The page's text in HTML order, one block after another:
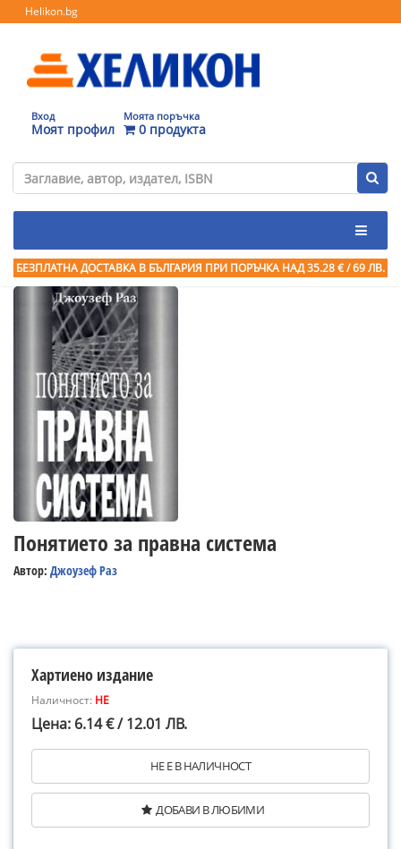
Helikon.bg
Вход
Моят профил
Моята поръчка
0 продукта
БЕЗПЛАТНА ДОСТАВКА В БЪЛГАРИЯ ПРИ ПОРЪЧКА НАД 35.28 € / 69 ЛВ.
Понятието за правна система
Автор: Джоузеф Раз
Хартиено издание
Наличност: НЕ
Цена: 6.14 € / 12.01 ЛВ.
НЕ Е В НАЛИЧНОСТ
ДОБАВИ В ЛЮБИМИ